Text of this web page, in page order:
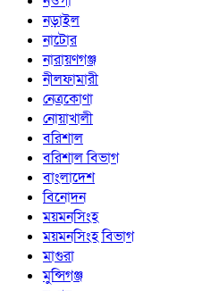
নড়াইল
নাটোর
নারায়ণগঞ্জ
নীলফামারী
নেত্রকোণা
নোয়াখালী
বরিশাল
বরিশাল বিভাগ
বাংলাদেশ
বিনোদন
ময়মনসিংহ
ময়মনসিংহ বিভাগ
মাগুরা
মুন্সিগঞ্জ